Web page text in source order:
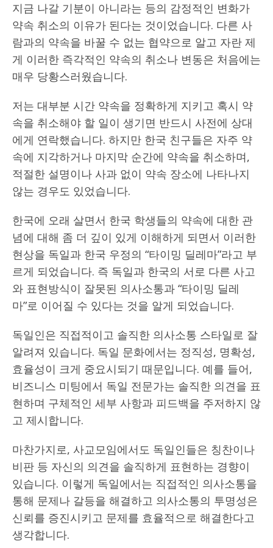
지금 나갈 기분이 아니라는 등의 감정적인 변화가
약속 취소의 이유가 된다는 것이었습니다. 다른 사
람과의 약속을 바꿀 수 없는 협약으로 알고 자란 제
게 이러한 즉각적인 약속의 취소나 변동은 처음에는
매우 당황스러웠습니다.
저는 대부분 시간 약속을 정확하게 지키고 혹시 약
속을 취소해야 할 일이 생기면 반드시 사전에 상대
에게 연락했습니다. 하지만 한국 친구들은 자주 약
속에 지각하거나 마지막 순간에 약속을 취소하며,
적절한 설명이나 사과 없이 약속 장소에 나타나지
않는 경우도 있었습니다.
한국에 오래 살면서 한국 학생들의 약속에 대한 관
념에 대해 좀 더 깊이 있게 이해하게 되면서 이러한
현상을 독일과 한국 우정의 “타이밍 딜레마”라고 부
르게 되었습니다. 즉 독일과 한국의 서로 다른 사고
와 표현방식이 잘못된 의사소통과 “타이밍 딜레
마”로 이어질 수 있다는 것을 알게 되었습니다.
독일인은 직접적이고 솔직한 의사소통 스타일로 잘
알려져 있습니다. 독일 문화에서는 정직성, 명확성,
효율성이 크게 중요시되기 때문입니다. 예를 들어,
비즈니스 미팅에서 독일 전문가는 솔직한 의견을 표
현하며 구체적인 세부 사항과 피드백을 주저하지 않
고 제시합니다.
마찬가지로, 사교모임에서도 독일인들은 칭찬이나
비판 등 자신의 의견을 솔직하게 표현하는 경향이
있습니다. 이렇게 독일에서는 직접적인 의사소통을
통해 문제나 갈등을 해결하고 의사소통의 투명성은
신뢰를 증진시키고 문제를 효율적으로 해결한다고
생각합니다.